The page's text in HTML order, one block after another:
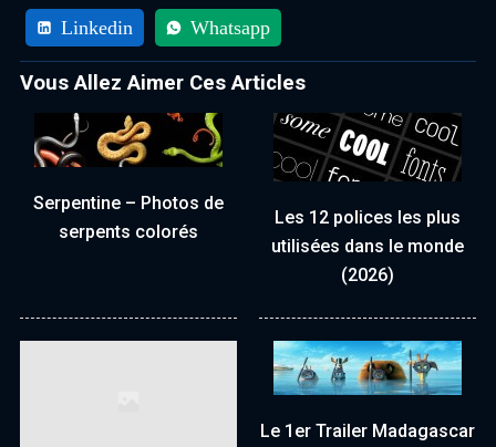
Linkedin Whatsapp
Vous Allez Aimer Ces Articles
Serpentine – Photos de
serpents colorés
Les 12 polices les plus
utilisées dans le monde
(2026)
Le 1er Trailer Madagascar